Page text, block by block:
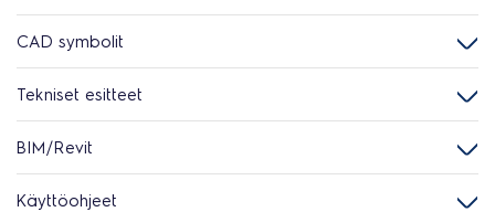
CAD symbolit
Tekniset esitteet
BIM/Revit
Käyttöohjeet